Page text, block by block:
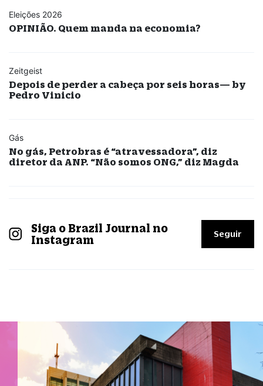
Eleições 2026
OPINIÃO. Quem manda na economia?
Zeitgeist
Depois de perder a cabeça por seis horas— by
Pedro Vinicio
Gás
No gás, Petrobras é “atravessadora”, diz
diretor da ANP. “Não somos ONG,” diz Magda
Siga o Brazil Journal no
Instagram
Seguir